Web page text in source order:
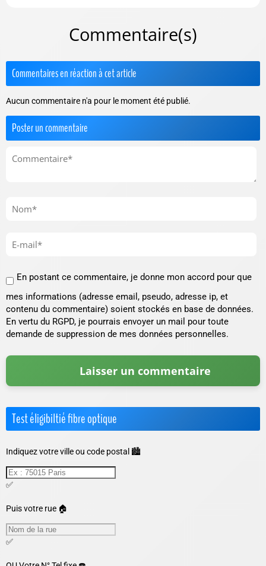
Commentaire(s)
Commentaires en réaction à cet article
Aucun commentaire n'a pour le moment été publié.
Poster un commentaire
En postant ce commentaire, je donne mon accord pour que
mes informations (adresse email, pseudo, adresse ip, et
contenu du commentaire) soient stockés en base de données.
En vertu du RGPD, je pourrais envoyer un mail pour toute
demande de suppression de mes données personnelles.
Test éligibiltié fibre optique
Indiquez votre ville ou code postal 🏙️
✅
Puis votre rue 🏠
✅